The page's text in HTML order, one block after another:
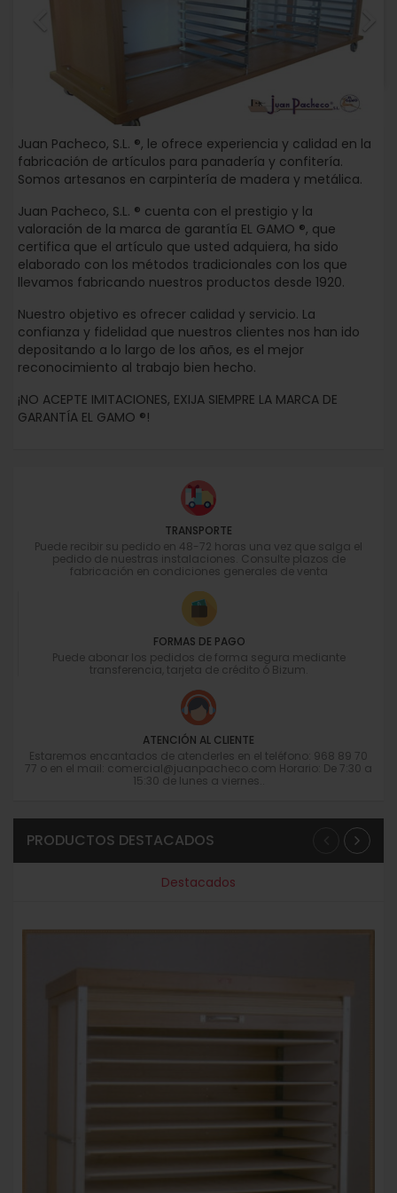
 
Juan Pacheco, S.L. ®, le ofrece experiencia y calidad en la
fabricación de artículos para panadería y confitería.
Somos artesanos en carpintería de madera y metálica.
Juan Pacheco, S.L. ® cuenta con el prestigio y la
valoración de la marca de garantía EL GAMO ®, que
certifica que el artículo que usted adquiera, ha sido
elaborado con los métodos tradicionales con los que
llevamos fabricando nuestros productos desde 1920.
Nuestro objetivo es ofrecer calidad y servicio. La
confianza y fidelidad que nuestros clientes nos han ido
depositando a lo largo de los años, es el mejor
reconocimiento al trabajo bien hecho.
¡NO ACEPTE IMITACIONES, EXIJA SIEMPRE LA MARCA DE
GARANTÍA EL GAMO ®!
TRANSPORTE
Puede recibir su pedido en 48-72 horas una vez que salga el
pedido de nuestras instalaciones. Consulte plazos de
fabricación en condiciones generales de venta
FORMAS DE PAGO
Puede abonar los pedidos de forma segura mediante
transferencia, tarjeta de crédito ó Bizum.
ATENCIÓN AL CLIENTE
Estaremos encantados de atenderles en el teléfono: 968 89 70
77 o en el mail: comercial@juanpacheco.com Horario: De 7:30 a
15:30 de lunes a viernes..
PRODUCTOS DESTACADOS
Destacados